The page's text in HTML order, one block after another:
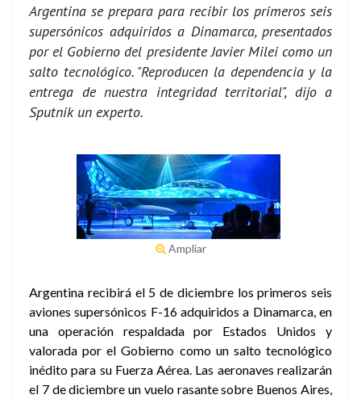
Argentina se prepara para recibir los primeros seis
supersónicos adquiridos a Dinamarca, presentados
por el Gobierno del presidente Javier Milei como un
salto tecnológico. "Reproducen la dependencia y la
entrega de nuestra integridad territorial", dijo a
Sputnik un experto.
Ampliar
Argentina recibirá el 5 de diciembre los primeros seis
aviones supersónicos F-16 adquiridos a Dinamarca, en
una operación respaldada por Estados Unidos y
valorada por el Gobierno como un salto tecnológico
inédito para su Fuerza Aérea. Las aeronaves realizarán
el 7 de diciembre un vuelo rasante sobre Buenos Aires,